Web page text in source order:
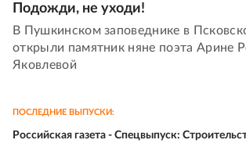
Подожди, не уходи!
В Пушкинском заповеднике в
открыли памятник няне поэта Арине
Яковлевой
ПОСЛЕДНИЕ ВЫПУСКИ:
Российская газета - Спецвыпуск: